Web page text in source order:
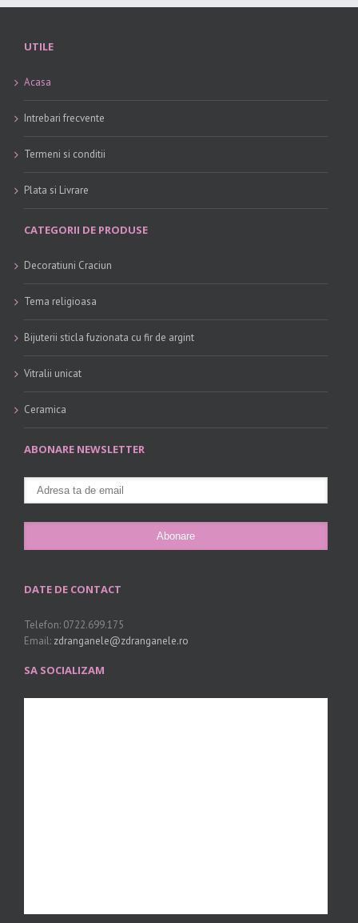
UTILE
Acasa
Intrebari frecvente
Termeni si conditii
Plata si Livrare
CATEGORII DE PRODUSE
Decoratiuni Craciun
Tema religioasa
Bijuterii sticla fuzionata cu fir de argint
Vitralii unicat
Ceramica
ABONARE NEWSLETTER
DATE DE CONTACT
Telefon: 0722.699.175
Email: zdranganele@zdranganele.ro
SA SOCIALIZAM